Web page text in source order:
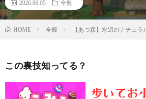
2026.06.05 全般
HOME 全般 【あつ森】水辺のナチュ
この裏技知ってる？